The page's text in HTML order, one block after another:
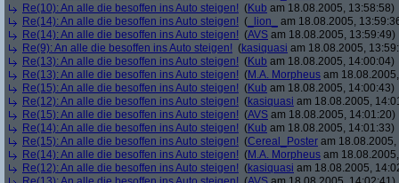
Re(10): An alle die besoffen ins Auto steigen! (Kub am 18.08.2005, 13:58:58)
Re(14): An alle die besoffen ins Auto steigen! ( _lion_
am 18.08.2005,
Re(14): An alle die besoffen ins Auto steigen! (AVS am 18.08.2005, 13:59:49)
Re(9): An alle die besoffen ins Auto steigen! (kasiquasi am 18.08.2005,
Re(13): An alle die besoffen ins Auto steigen! (Kub am 18.08.2005, 14:00:04)
Re(13): An alle die besoffen ins Auto steigen! (M.A. Morpheus am
Re(15): An alle die besoffen ins Auto steigen! (Kub am 18.08.2005, 14:00:43)
Re(12): An alle die besoffen ins Auto steigen! (kasiquasi am 18.08.2005,
Re(15): An alle die besoffen ins Auto steigen! (AVS am 18.08.2005, 14:01:20)
Re(14): An alle die besoffen ins Auto steigen! (Kub am 18.08.2005, 14:01:33)
Re(15): An alle die besoffen ins Auto steigen! (Cereal_Poster am
Re(14): An alle die besoffen ins Auto steigen! (M.A. Morpheus am
Re(12): An alle die besoffen ins Auto steigen! (kasiquasi am 18.08.2005,